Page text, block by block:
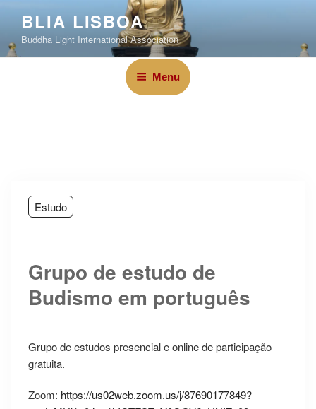
BLIA LISBOA
Buddha Light International Association
Menu
Estudo
Grupo de estudo de
Budismo em português
Grupo de estudos presencial e online de participação
gratuita.
Zoom: https://us02web.zoom.us/j/87690177849?